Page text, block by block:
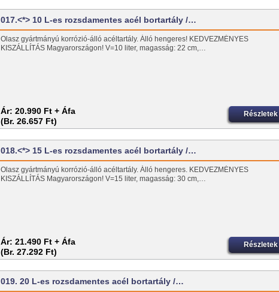
017.<*> 10 L-es rozsdamentes acél bortartály /…
Olasz gyártmányú korrózió-álló acéltartály. Álló hengeres! KEDVEZMÉNYES
KISZÁLLÍTÁS Magyarországon! V=10 liter, magasság: 22 cm,…
Ár: 20.990 Ft + Áfa
(Br. 26.657 Ft)
Részletek
018.<*> 15 L-es rozsdamentes acél bortartály /…
Olasz gyártmányú korrózió-álló acéltartály. Álló hengeres. KEDVEZMÉNYES
KISZÁLLÍTÁS Magyarországon! V=15 liter, magasság: 30 cm,…
Ár: 21.490 Ft + Áfa
(Br. 27.292 Ft)
Részletek
019. 20 L-es rozsdamentes acél bortartály /…